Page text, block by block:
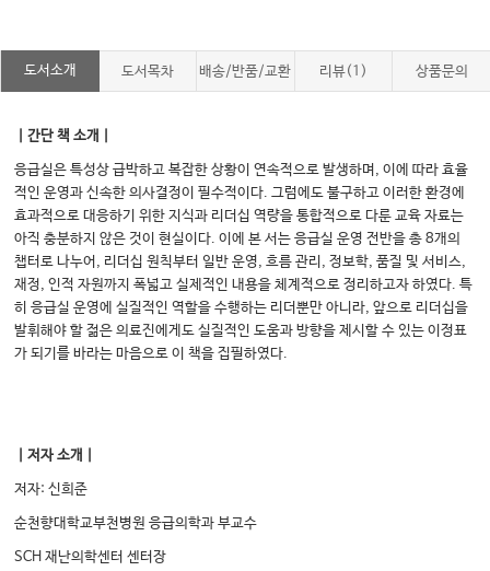
도서소개 도서목차 배송/반품/교환 리뷰(1) 상품문의
｜간단 책 소개｜
응급실은 특성상 급박하고 복잡한 상황이 연속적으로 발생하며, 이에 따라 효율
적인 운영과 신속한 의사결정이 필수적이다. 그럼에도 불구하고 이러한 환경에
효과적으로 대응하기 위한 지식과 리더십 역량을 통합적으로 다룬 교육 자료는
아직 충분하지 않은 것이 현실이다. 이에 본 서는 응급실 운영 전반을 총 8개의
챕터로 나누어, 리더십 원칙부터 일반 운영, 흐름 관리, 정보학, 품질 및 서비스,
재정, 인적 자원까지 폭넓고 실제적인 내용을 체계적으로 정리하고자 하였다. 특
히 응급실 운영에 실질적인 역할을 수행하는 리더뿐만 아니라, 앞으로 리더십을
발휘해야 할 젊은 의료진에게도 실질적인 도움과 방향을 제시할 수 있는 이정표
가 되기를 바라는 마음으로 이 책을 집필하였다.
｜저자 소개｜
저자: 신희준
순천향대학교부천병원 응급의학과 부교수
SCH 재난의학센터 센터장